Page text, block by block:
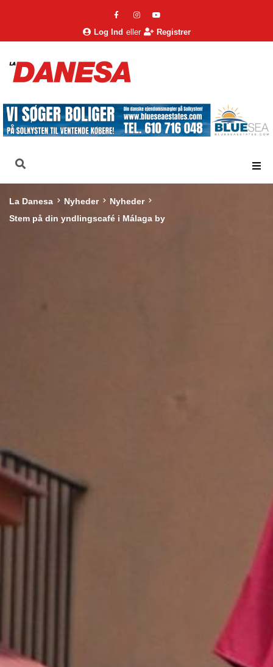
Log Ind eller Registrer
La Danesa Nyheder
Nyheder
Stem på din yndlingscafé i Málaga by